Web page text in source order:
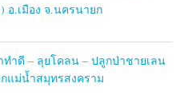
อ.เมือง จ.นครนายก
ทำดี – ลุยโคลน – ปลูกป่าชายเลน
แม่น้ำสมุทรสงคราม